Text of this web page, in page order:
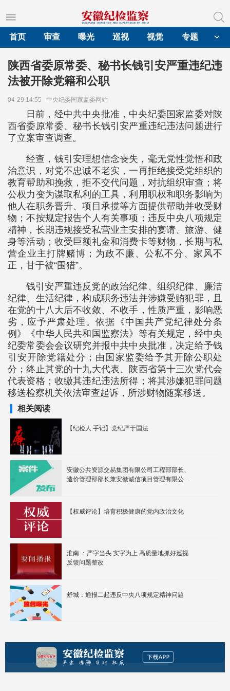
首页
审查 曝光 巡视 视觉 专题
陕西省委原常委、秘书长钱引安严重违纪违
法被开除党籍和公职
04-29 14:55 中央纪委国家监委网站
日前，经中共中央批准，中央纪委国家监委对陕
西省委原常委、秘书长钱引安严重违纪违法问题进行
了立案审查调查。
经查，钱引安理想信念丧失，毫无党性觉悟和政
治意识，对党不忠诚不老实，一再拒绝接受党组织的
教育帮助和挽救，拒不交代问题，对抗组织审查；将
公权力变为谋取私利的工具，利用职权和职务影响为
他人在职务晋升、项目承揽等方面提供帮助并收受财
物；不按规定报告个人有关事项；违反中央八项规定
精神，长期违规接受私营业主安排的宴请、旅游、健
身等活动；收受巨额礼金和消费卡等财物，长期与私
营企业主打牌赌博；为政不廉、公私不分、家风不
正，甘于被“围猎”。
钱引安严重违反党的政治纪律、组织纪律、廉洁
纪律、生活纪律，构成职务违法并涉嫌受贿犯罪，且
在党的十八大后不收敛、不收手，性质严重，影响恶
劣，应予严肃处理。依据《中国共产党纪律处分条
例》《中华人民共和国监察法》等有关规定，经中央
纪委常委会会议研究并报中共中央批准，决定给予钱
引安开除党籍处分；由国家监委给予其开除公职处
分；终止其党的十九大代表、陕西省第十三次党代会
代表资格；收缴其违纪违法所得；将其涉嫌犯罪问题
移送检察机关依法审查起诉，所涉财物随案移送。
相关阅读
【纪检人.手记】党纪严于国法
安徽公共资源交易集团有限公司工程部部长、
造价管理部部长兼安徽诚信项目管理有限公司
【权威评论】培育积极健康的党内政治文化
淮南 ：严字当头 实字为上 高质量地抓好巡视
反馈问题整改
舒城：通报二起违反中央八项规定精神问题